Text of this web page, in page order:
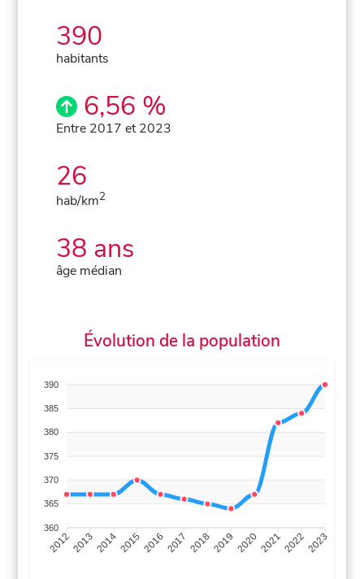
390
habitants
6,56 %
Entre 2017 et 2023
26
hab/km2
38 ans
âge médian
Évolution de la population
390
385
380
375
370
365
360
201220132014201520162017 20182019 2020202120222023